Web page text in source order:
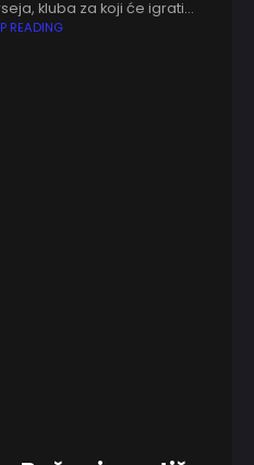
kluba za koji će igrati
napadač iz Gabona
READING